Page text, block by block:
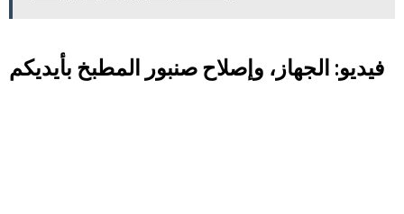
فيديو: الجهاز، وإصلاح صنبور المطبخ بأيديكم